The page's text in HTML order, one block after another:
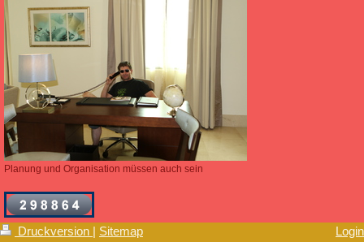
Planung und Organisation müssen auch sein
Druckversion | Sitemap
Login